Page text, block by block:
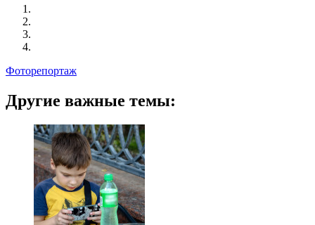
Фоторепортаж
Другие важные темы: